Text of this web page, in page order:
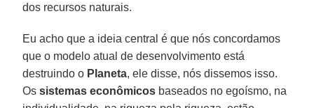
dos recursos naturais.
Eu acho que a ideia central é que nós concordamos
que o modelo atual de desenvolvimento está
destruindo o Planeta, ele disse, nós dissemos isso.
Ossistemas econômicos baseados no egoísmo, na